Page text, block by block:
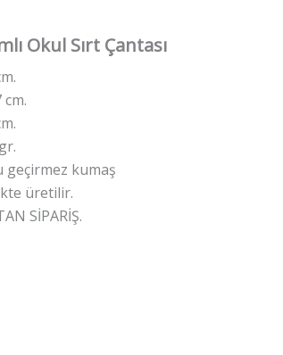
Okul Sırt Çantası
geçirmez kumaş
üretilir.
SİPARİŞ.